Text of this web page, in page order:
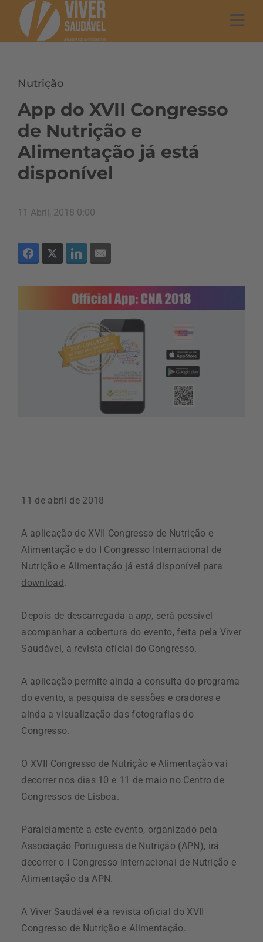
Nutrição
App do XVII Congresso
de Nutrição e
Alimentação já está
disponível
11 Abril, 2018 0:00
11 de abril de 2018
A aplicação do XVII Congresso de Nutrição e
Alimentação e do I Congresso Internacional de
Nutrição e Alimentação já está disponível para
download.
Depois de descarregada aapp, será possível
acompanhar a cobertura do evento, feita pela Viver
Saudável, a revista oficial do Congresso.
A aplicação permite ainda a consulta do programa
do evento, a pesquisa de sessões e oradores e
ainda a visualização das fotografias do
Congresso.
O XVII Congresso de Nutrição e Alimentação vai
decorrer nos dias 10 e 11 de maio no Centro de
Congressos de Lisboa.
Paralelamente a este evento, organizado pela
Associação Portuguesa de Nutrição (APN), irá
decorrer o I Congresso Internacional de Nutrição e
Alimentação da APN.
A Viver Saudável é a revista oficial do XVII
Congresso de Nutrição e Alimentação.